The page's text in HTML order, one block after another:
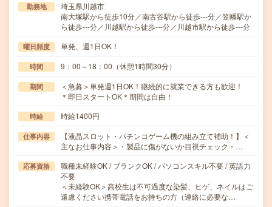
勤務地
埼玉県川越市
南大塚駅から徒歩10分／南古谷駅から徒歩---分／笠幡駅か
ら徒歩---分／川越駅から徒歩---分／川越市駅から徒歩---分
曜日頻度 単発、週1日OK！
時間 9：00～18：00（休憩1時間30分）
期間
＜急募＞単発週1日OK！継続的に就業できる方も歓迎！
＊即日スタートOK＊期間は自由！
時給 時給1400円
仕事内容
【液晶スロット・パチンコゲーム機の組み立て補助！】＜
主なお仕事内容＞・製品に傷がないか目視チェック・…
応募資格
職種未経験OK / ブランクOK / パソコンスキル不要 / 英語力
不要
＜未経験OK＞高校生は不可過度な染髪、ヒゲ、ネイルはご
遠慮ください携帯電話をお持ちの方（連絡に必要な…